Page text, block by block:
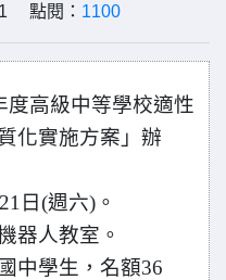
點閱： 1100
度高級中等學校適性
化實施方案」辦
日(週六)。
器人教室。
中學生，名額36